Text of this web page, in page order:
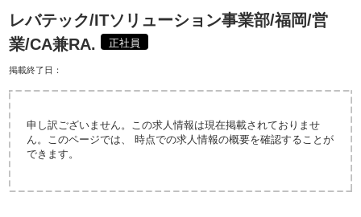
レバテック/ITソリューション事業部/福岡/営
業/CA兼RA.
正社員
掲載終了日：
申し訳ございません。この求人情報は現在掲載されておりませ
ん。このページでは、 時点での求人情報の概要を確認することが
できます。